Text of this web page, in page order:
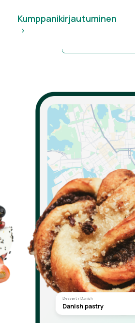
Kumppanikirjautuminen
Dessert › Danish
Danish pastry